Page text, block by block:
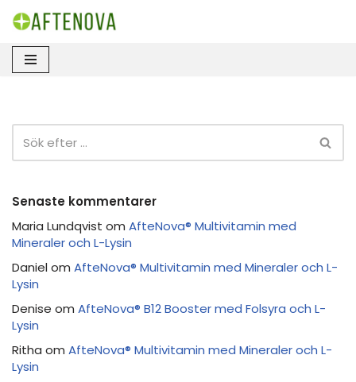
innehåll
Senaste kommentarer
Maria Lundqvist om AfteNova® Multivitamin med
Mineraler och L-Lysin
Danielom AfteNova® Multivitamin med Mineraler och L-
Lysin
Denise om AfteNova® B12 Booster med Folsyra och L-
Lysin
Ritha om AfteNova® Multivitamin med Mineraler och L-
Lysin